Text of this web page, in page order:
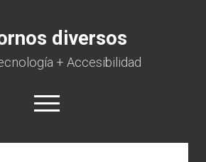
diversos
+ Accesibilidad
open